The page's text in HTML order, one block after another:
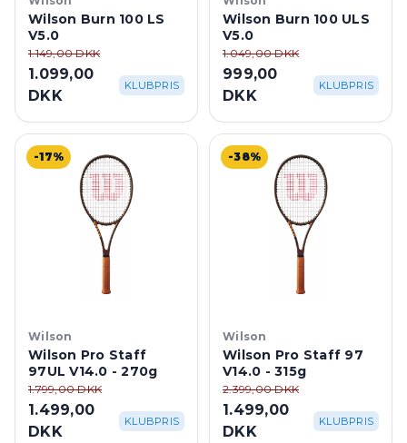
Wilson Burn 100 LS
V5.0
1.149,00 DKK
1.099,00
DKK
KLUBPRIS
Wilson Burn 100 ULS
V5.0
1.049,00 DKK
999,00
DKK
KLUBPRIS
-17%
Wilson
Wilson Pro Staff
97UL V14.0 - 270g
1.799,00 DKK
1.499,00
DKK
KLUBPRIS
-38%
Wilson
Wilson Pro Staff 97
V14.0 - 315g
2.399,00 DKK
1.499,00
DKK
KLUBPRIS